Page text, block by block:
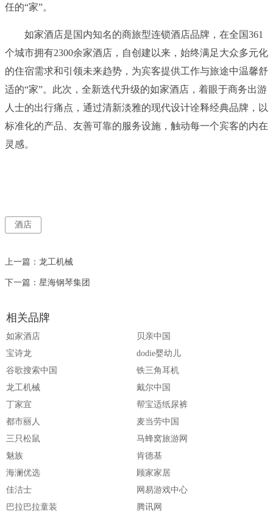
任的“家”。
如家酒店是国内知名的商旅型连锁酒店品牌，在全国361
个城市拥有2300余家酒店，自创建以来，始终满足大众多元化
的住宿需求和引领未来趋势，为宾客提供工作与旅途中温馨舒
适的“家”。此次，全新迭代升级的如家酒店，着眼于商务出游
人士的出行痛点，通过清新淡雅的现代设计诠释经典品牌，以
标准化的产品、友善可靠的服务设施，触动每一个宾客的内在
灵感。
酒店
上一篇： 龙工机械
下一篇： 星海钢琴集团
相关品牌
如家酒店
贝亲中国
宝诗龙
dodie婴幼儿
谷歌搜索中国
铁三角耳机
龙工机械
戴尔中国
丁家宜
帮宝适纸尿裤
都市丽人
麦当劳中国
三只松鼠
马蜂窝旅游网
魅族
肯德基
海澜优选
顾家家居
佳洁士
网易游戏中心
巴拉巴拉童装
腾讯网